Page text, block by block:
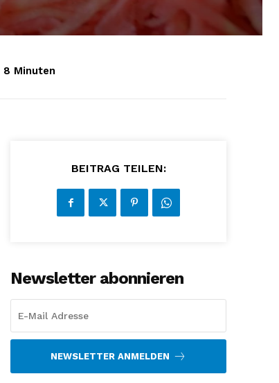
8 Minuten
BEITRAG TEILEN:
Newsletter abonnieren
NEWSLETTER ANMELDEN